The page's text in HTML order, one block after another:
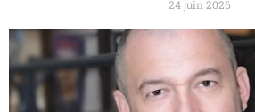
24 juin 2026